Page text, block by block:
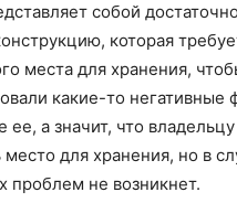
собой достаточно
которая
места для хранения,
какие-то негативные
а значит, что
место для хранения, но в
проблем не возникнет.